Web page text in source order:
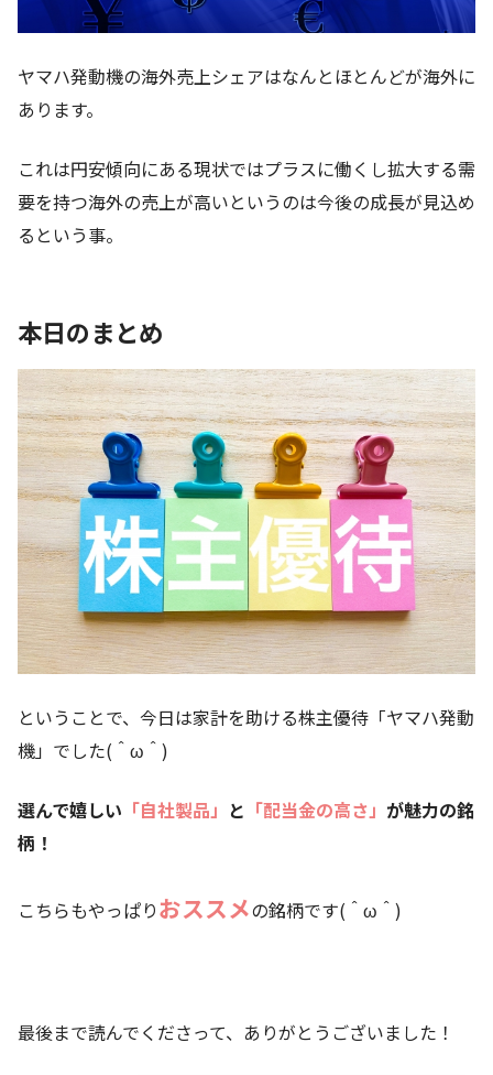
ヤマハ発動機の海外売上シェアはなんとほとんどが海外に
あります。
これは円安傾向にある現状ではプラスに働くし拡大する需
要を持つ海外の売上が高いというのは今後の成長が見込め
るという事。
本日のまとめ
ということで、今日は家計を助ける株主優待「ヤマハ発動
機」でした(＾ω＾)
選んで嬉しい 「自社製品 」 と 「配当金の高さ」 が魅力の銘
柄！
こちらもやっぱりおススメの銘柄です(＾ω＾)
最後まで読んでくださって、ありがとうございました！